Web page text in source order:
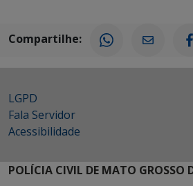
Compartilhe:
LGPD
Fala Servidor
Acessibilidade
POLÍCIA CIVIL DE MATO GROSSO